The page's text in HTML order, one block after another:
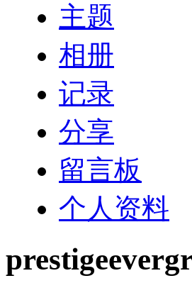
主题
相册
记录
分享
留言板
个人资料